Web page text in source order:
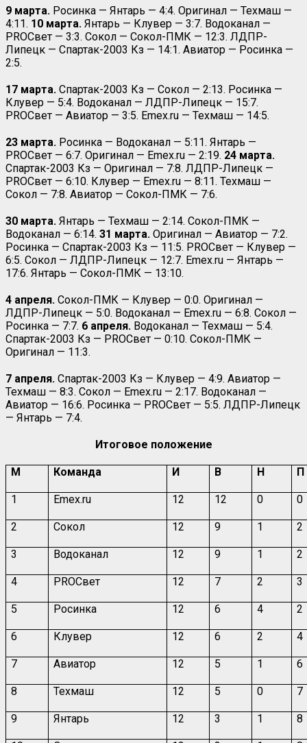
9 марта. Росинка — Янтарь — 4:4. Оригинал — Техмаш —
4:11. 10 марта. Янтарь — Клувер — 3:7. Водоканал —
PROСвет — 3:3. Сокол — Сокол-ПМК — 12:3. ЛДПР-
Липецк — Спартак-2003 Кз — 14:1. Авиатор — Росинка —
2:5.
17 марта. Спартак-2003 Кз — Сокол — 2:13. Росинка —
Клувер — 5:4. Водоканал — ЛДПР-Липецк — 15:7.
PROСвет — Авиатор — 3:5. Emex.ru — Техмаш — 14:5.
23 марта. Росинка — Водоканал — 5:11. Янтарь —
PROСвет — 6:7. Оригинал — Emex.ru — 2:19. 24 марта.
Спартак-2003 Кз — Оригинал — 7:8. ЛДПР-Липецк —
PROСвет — 6:10. Клувер — Emex.ru — 8:11. Техмаш —
Сокол — 7:8. Авиатор — Сокол-ПМК — 7:6.
30 марта. Янтарь — Техмаш — 2:14. Сокол-ПМК —
Водоканал — 6:14. 31 марта. Оригинал — Авиатор — 7:2.
Росинка — Спартак-2003 Кз — 11:5. PROСвет — Клувер —
6:5. Сокол — ЛДПР-Липецк — 12:7. Emex.ru — Янтарь —
17:6. Янтарь — Сокол-ПМК — 13:10.
4 апреля. Сокол-ПМК — Клувер — 0:0. Оригинал —
ЛДПР-Липецк — 5:0. Водоканал — Emex.ru — 6:8. Сокол —
Росинка — 7:7. 6 апреля. Водоканал — Техмаш — 5:4.
Спартак-2003 Кз — PROСвет — 0:10. Сокол-ПМК —
Оригинал — 11:3.
7 апреля. Спартак-2003 Кз — Клувер — 4:9. Авиатор —
Техмаш — 8:3. Сокол — Emex.ru — 2:17. Водоканал —
Авиатор — 16:6. Росинка — PROСвет — 5:5. ЛДПР-Липецк
— Янтарь — 7:4.
Итоговое положение
М Команда И В Н П
1 Emex.ru 12 12 0 0
2 Сокол 12 9 1 2
3 Водоканал 12 9 1 2
4 PROСвет 12 7 2 3
5 Росинка 12 6 4 2
6 Клувер 12 6 2 4
7 Авиатор 12 5 1 6
8 Техмаш 12 5 0 7
9 Янтарь 12 3 1 8